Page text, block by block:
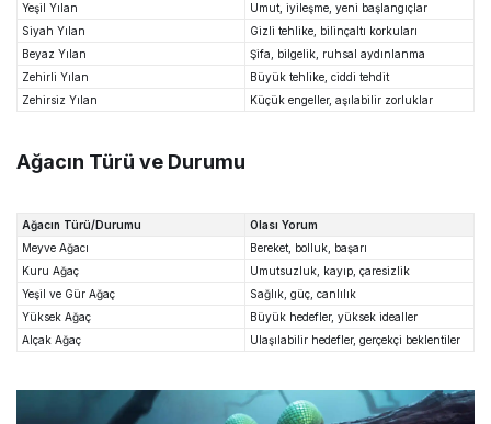
Yeşil Yılan
Umut, iyileşme, yeni başlangıçlar
Siyah Yılan
Gizli tehlike, bilinçaltı korkuları
Beyaz Yılan
Şifa, bilgelik, ruhsal aydınlanma
Zehirli Yılan
Büyük tehlike, ciddi tehdit
Zehirsiz Yılan
Küçük engeller, aşılabilir zorluklar
Ağacın Türü ve Durumu
Ağacın Türü/Durumu
Olası Yorum
Meyve Ağacı
Bereket, bolluk, başarı
Kuru Ağaç
Umutsuzluk, kayıp, çaresizlik
Yeşil ve Gür Ağaç
Sağlık, güç, canlılık
Yüksek Ağaç
Büyük hedefler, yüksek idealler
Alçak Ağaç
Ulaşılabilir hedefler, gerçekçi beklentiler